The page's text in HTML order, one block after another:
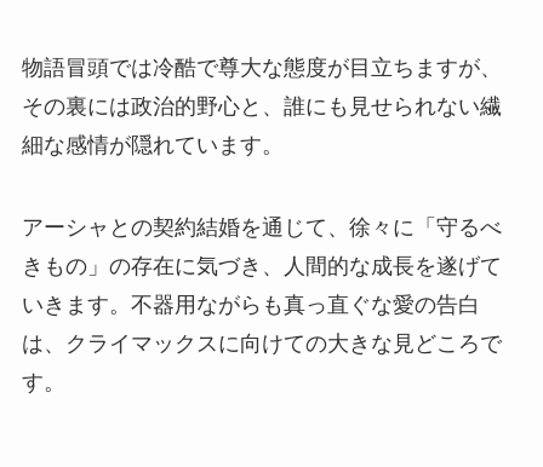
物語冒頭では冷酷で尊大な態度が目立ちますが、
その裏には政治的野心と、誰にも見せられない繊
細な感情が隠れています。
アーシャとの契約結婚を通じて、徐々に「守るべ
きもの」の存在に気づき、人間的な成長を遂げて
いきます。不器用ながらも真っ直ぐな愛の告白
は、クライマックスに向けての大きな見どころで
す。